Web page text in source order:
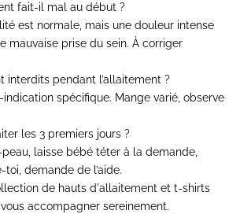
fait-il mal au début ?
est normale, mais une douleur intense
mauvaise prise du sein. À corriger
interdits pendant l’allaitement ?
spécifique. Mange varié, observe
les 3 premiers jours ?
laisse bébé téter à la demande,
demande de l’aide.
de hauts d'allaitement et t-shirts
accompagner sereinement.